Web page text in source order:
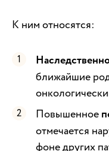
К ним относятся:
ближайшие
Повышенное
отмечается
фоне других